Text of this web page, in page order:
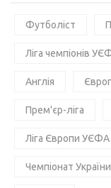
Футболіст
Ліга чемпіонів
Англія
Прем'єр-ліга
Ліга Європи УЄФА
Чемпіонат